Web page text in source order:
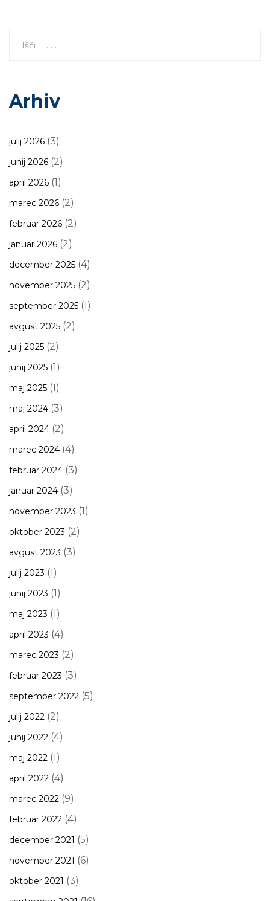
Arhiv
julij 2026 (3)
junij 2026 (2)
april 2026 (1)
marec 2026 (2)
februar 2026 (2)
januar 2026 (2)
december 2025 (4)
november 2025 (2)
september 2025 (1)
avgust 2025 (2)
julij 2025 (2)
junij 2025 (1)
maj 2025 (1)
maj 2024 (3)
april 2024 (2)
marec 2024 (4)
februar 2024 (3)
januar 2024 (3)
november 2023 (1)
oktober 2023 (2)
avgust 2023 (3)
julij 2023 (1)
junij 2023 (1)
maj 2023 (1)
april 2023 (4)
marec 2023 (2)
februar 2023 (3)
september 2022 (5)
julij 2022 (2)
junij 2022 (4)
maj 2022 (1)
april 2022 (4)
marec 2022 (9)
februar 2022 (4)
december 2021 (5)
november 2021 (6)
oktober 2021 (3)